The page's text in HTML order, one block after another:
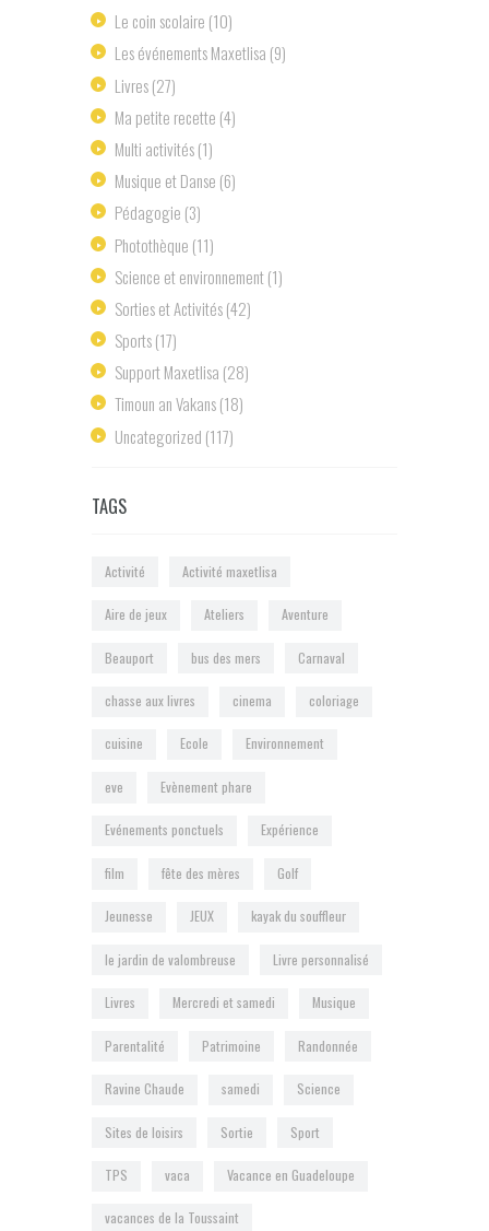
Le coin scolaire (10)
Les événements Maxetlisa (9)
Livres(27)
Ma petite recette (4)
Multi activités(1)
Musique et Danse (6)
Pédagogie (3)
Photothèque (11)
Science et environnement(1)
Sorties et Activités(42)
Sports(17)
Support Maxetlisa (28)
Timoun an Vakans(18)
Uncategorized (117)
TAGS
Activité Activité maxetlisa
Aire de jeux Ateliers Aventure
Beauport bus des mers Carnaval
chasse aux livres cinema coloriage
cuisine Ecole Environnement
eve Evènement phare
Evénements ponctuels Expérience
film fête des mères Golf
Jeunesse JEUX kayak du souffleur
le jardin de valombreuse Livre personnalisé
Livres Mercredi et samedi Musique
Parentalité Patrimoine Randonnée
Ravine Chaude samedi Science
Sites de loisirs Sortie Sport
TPS vaca Vacance en Guadeloupe
vacances de la Toussaint